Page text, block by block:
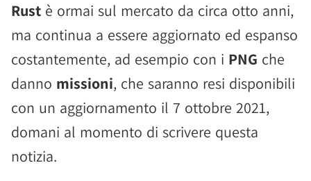
Rust è ormai sul mercato da circa otto anni,
ma continua a essere aggiornato ed espanso
costantemente, ad esempio con i PNG che
danno missioni, che saranno resi disponibili
con un aggiornamento il 7 ottobre 2021,
domani al momento di scrivere questa
notizia.